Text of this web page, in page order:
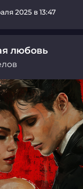
2025 в 13:47
любовь